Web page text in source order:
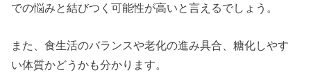
での悩みと結びつく可能性が高いと言えるでしょう。
また、食生活のバランスや老化の進み具合、糖化しやす
い体質かどうかも分かります。